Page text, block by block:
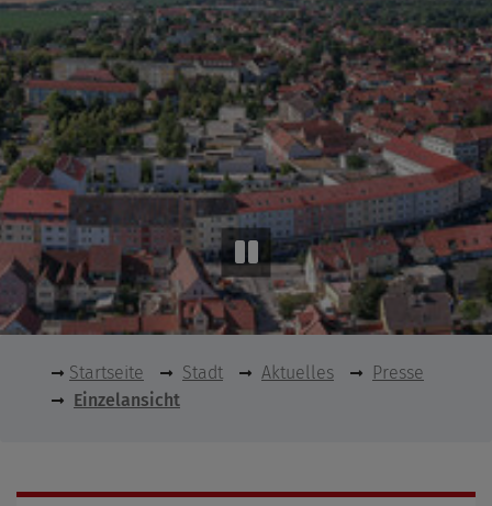
Startseite Stadt Aktuelles
Presse
Einzelansicht